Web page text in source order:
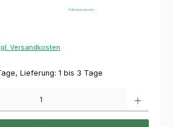
Versandkosten
Lieferung: 1 bis 3 Tage